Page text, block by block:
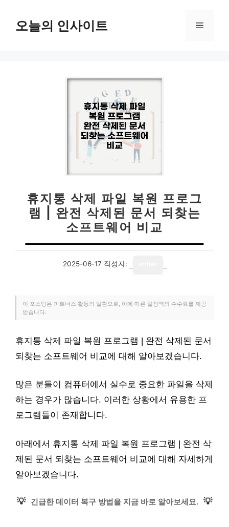
오늘의 인사이트 메
휴지통 삭제 파일 복원 프로그
램 | 완전 삭제된 문서 되찾는
소프트웨어 비교
2025-06-17 작성자:
이 포스팅은 파트너스 활동의 일환으로, 이에 따른 일정액의 수수료를 제공
받습니다.
휴지통 삭제 파일 복원 프로그램 | 완전 삭제된 문서
되찾는 소프트웨어 비교에 대해 알아보겠습니다.
많은 분들이 컴퓨터에서 실수로 중요한 파일을 삭제
하는 경우가 많습니다. 이러한 상황에서 유용한 프
로그램들이 존재합니다.
아래에서 휴지통 삭제 파일 복원 프로그램 | 완전 삭
제된 문서 되찾는 소프트웨어 비교에 대해 자세하게
알아보겠습니다.
💡 긴급한 데이터 복구 방법을 지금 바로 알아보세요. 💡